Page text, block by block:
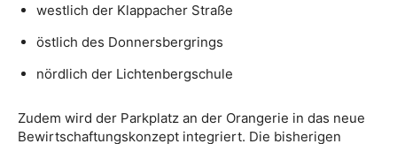
westlich der Klappacher Straße
östlich des Donnersbergrings
nördlich der Lichtenbergschule
Zudem wird der Parkplatz an der Orangerie in das neue
Bewirtschaftungskonzept integriert. Die bisherigen